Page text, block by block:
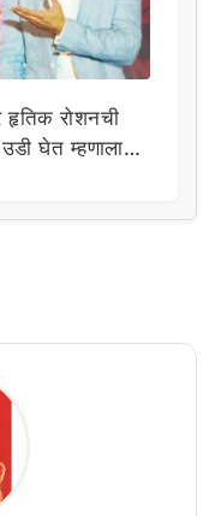
रोशनची
उडी घेत म्हणाला…